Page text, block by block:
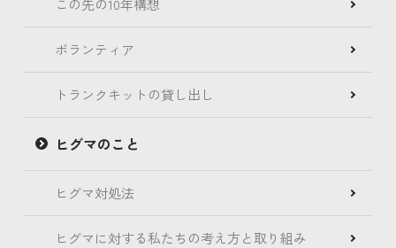
この先の10年構想
ボランティア
トランクキットの貸し出し
ヒグマのこと
ヒグマ対処法
ヒグマに対する私たちの考え方と取り組み